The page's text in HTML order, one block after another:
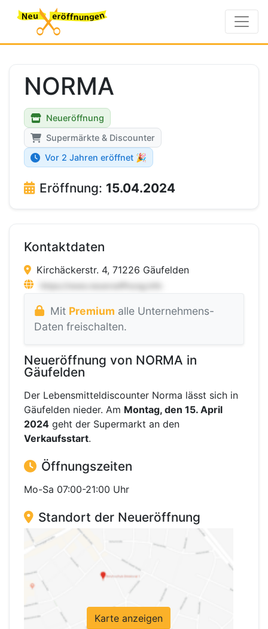
NORMA
Neueröffnung
Supermärkte & Discounter
Vor 2 Jahren eröffnet 🎉
Eröffnung: 15.04.2024
Kontaktdaten
Kirchäckerstr. 4, 71226 Gäufelden
Mit Premium alle Unternehmens-
Daten freischalten.
Neueröffnung von NORMA in
Gäufelden
Der Lebensmitteldiscounter Norma lässt sich in
Gäufelden nieder. Am Montag, den 15. April
2024 geht der Supermarkt an den
Verkaufsstart.
Öffnungszeiten
Mo-Sa 07:00-21:00 Uhr
Standort der Neueröffnung
Karte anzeigen